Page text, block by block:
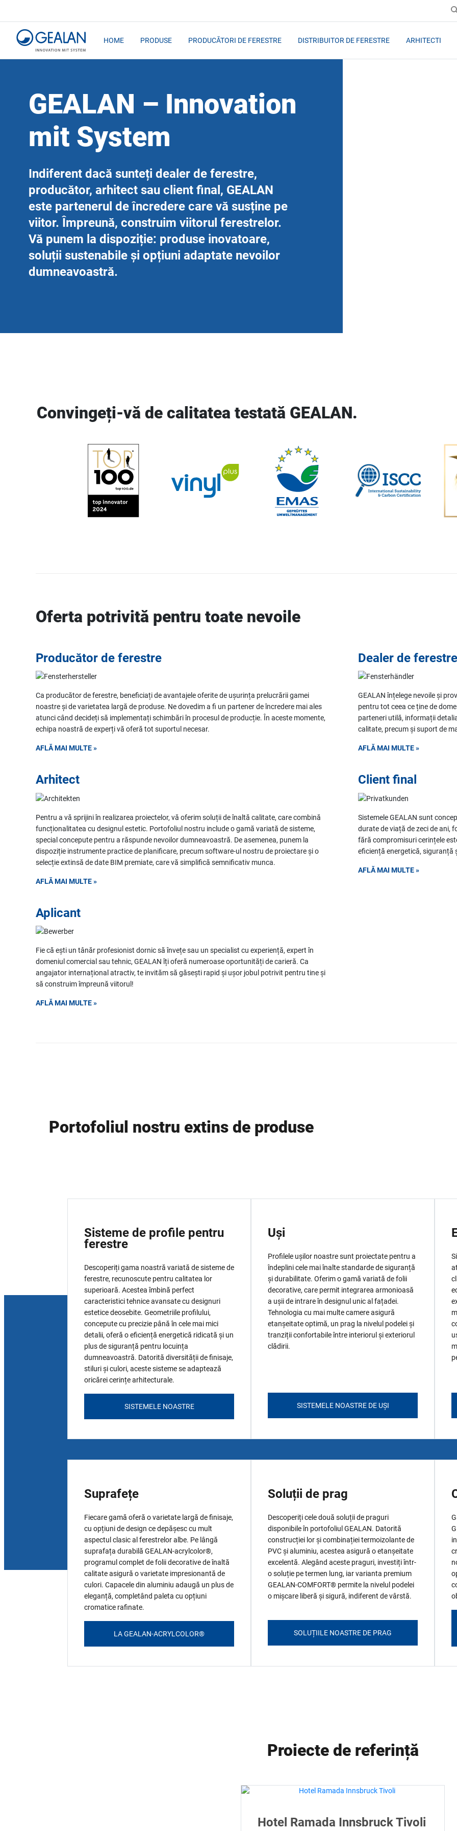
HOME PRODUSE PRODUCĂTORI DE FERESTRE DISTRIBUITOR DE FERESTRE ARHITECTI
GEALAN – Innovation
mit System
Indiferent dacă sunteți dealer de ferestre,
producător, arhitect sau client final, GEALAN
este partenerul de încredere care vă susține pe
viitor. Împreună, construim viitorul ferestrelor.
Vă punem la dispoziție: produse inovatoare,
soluții sustenabile și opțiuni adaptate nevoilor
dumneavoastră.
Convingeți-vă de calitatea testată GEALAN.
Oferta potrivită pentru toate nevoile
Producător de ferestre
Ca producător de ferestre, beneficiați de avantajele oferite de ușurința prelucrării gamei
noastre și de varietatea largă de produse. Ne dovedim a fi un partener de încredere mai ales
atunci când decideți să implementați schimbări în procesul de producție. În aceste momente,
echipa noastră de experți vă oferă tot suportul necesar.
AFLĂ MAI MULTE »
Arhitect
Pentru a vă sprijini în realizarea proiectelor, vă oferim soluții de înaltă calitate, care combină
funcționalitatea cu designul estetic. Portofoliul nostru include o gamă variată de sisteme,
special concepute pentru a răspunde nevoilor dumneavoastră. De asemenea, punem la
dispoziție instrumente practice de planificare, precum software-ul nostru de proiectare și o
selecție extinsă de date BIM premiate, care vă simplifică semnificativ munca.
AFLĂ MAI MULTE »
Aplicant
Fie că ești un tânăr profesionist dornic să învețe sau un specialist cu experiență, expert în
domeniul comercial sau tehnic, GEALAN îți oferă numeroase oportunități de carieră. Ca
angajator internațional atractiv, te invităm să găsești rapid și ușor jobul potrivit pentru tine și
să construim împreună viitorul!
AFLĂ MAI MULTE »
Dealer de ferestre
GEALAN înțelege nevoile și
pentru tot ceea ce ține de
parteneri utilă, informații
calitate, precum și suport de
AFLĂ MAI MULTE »
Client final
Sistemele GEALAN sunt
durate de viață de zeci de ani,
fără compromisuri cerințele
eficiență energetică, siguranță
AFLĂ MAI MULTE »
Portofoliul nostru extins de produse
Sisteme de profile pentru
ferestre
Descoperiți gama noastră variată de sisteme de
ferestre, recunoscute pentru calitatea lor
superioară. Acestea îmbină perfect
caracteristici tehnice avansate cu designuri
estetice deosebite. Geometriile profilului,
concepute cu precizie până în cele mai mici
detalii, oferă o eficiență energetică ridicată și un
plus de siguranță pentru locuința
dumneavoastră. Datorită diversității de finisaje,
stiluri și culori, aceste sisteme se adaptează
oricărei cerințe arhitecturale.
SISTEMELE NOASTRE
Uși
Profilele ușilor noastre sunt proiectate pentru a
îndeplini cele mai înalte standarde de siguranță
și durabilitate. Oferim o gamă variată de folii
decorative, care permit integrarea armonioasă
a ușii de intrare în designul unic al fațadei.
Tehnologia cu mai multe camere asigură
etanșeitate optimă, un prag la nivelul podelei și
tranziții confortabile între interiorul și exteriorul
clădirii.
SISTEMELE NOASTRE DE UȘI
Suprafețe
Fiecare gamă oferă o varietate largă de finisaje,
cu opțiuni de design ce depășesc cu mult
aspectul clasic al ferestrelor albe. Pe lângă
suprafața durabilă GEALAN-acrylcolor®,
programul complet de folii decorative de înaltă
calitate asigură o varietate impresionantă de
culori. Capacele din aluminiu adaugă un plus de
eleganță, completând paleta cu opțiuni
cromatice rafinate.
LA GEALAN-ACRYLCOLOR®
Soluții de prag
Descoperiți cele două soluții de praguri
disponibile în portofoliul GEALAN. Datorită
construcției lor și combinației termoizolante de
PVC și aluminiu, acestea asigură o etanșeitate
excelentă. Alegând aceste praguri, investiți într-
o soluție pe termen lung, iar varianta premium
GEALAN-COMFORT® permite la nivelul podelei
o mișcare liberă și sigură, indiferent de vârstă.
SOLUȚIILE NOASTRE DE PRAG
Proiecte de referință
Hotel Ramada Innsbruck Tivoli